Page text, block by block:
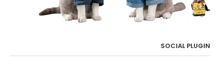
SOCIAL PLUGIN